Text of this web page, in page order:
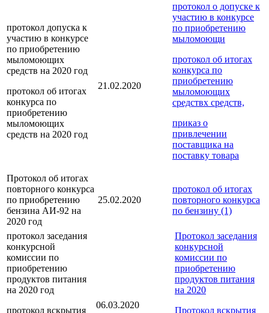
протокол допуска к
участию в конкурсе
по приобретению
мыломоющих
средств на 2020 год
протокол об итогах
конкурса по
приобретению
мыломоющих
средств на 2020 год
21.02.2020
протокол о допуске к
участию в конкурсе
по приобретению
мыломоющи
протокол об итогах
конкурса по
приобретению
мыломоющих
средствх средств,
приказ о
привлечении
поставщика на
поставку товара
Протокол об итогах
повторного конкурса
по приобретению
бензина АИ-92 на
2020 год
25.02.2020
протокол об итогах
повторного конкурса
по бензину (1)
протокол заседания
конкурсной
комиссии по
приобретению
продуктов питания
на 2020 год
протокол вскрытия
06.03.2020
Протокол заседания
конкурсной
комиссии по
приобретению
продуктов питания
на 2020
Протокол вскрытия